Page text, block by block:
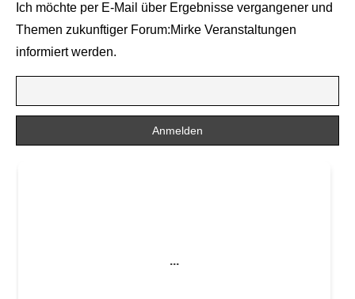
Ich möchte per E-Mail über Ergebnisse vergangener und
Themen zukunftiger Forum:Mirke Veranstaltungen
informiert werden.